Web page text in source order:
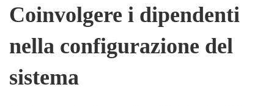
Coinvolgere i dipendenti
nella configurazione del
sistema